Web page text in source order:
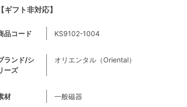
【ギフト非対応】
品コード KS9102-1004
ランド/シ
ーズ
オリエンタル（Oriental）
材 一般磁器